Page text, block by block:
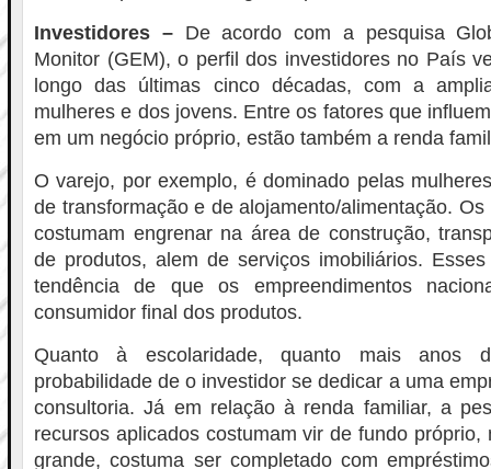
Investidores –De acordo com a pesquisa
Monitor (GEM), o perfil dos investidores no País
longo das últimas cinco décadas, com a
mulheres e dos jovens. Entre os fatores que
em um negócio próprio, estão também a renda
O varejo, por exemplo, é dominado pelas
de transformação e de alojamento/alimentação.
costumam engrenar na área de construção,
de produtos, alem de serviços imobiliários.
tendência de que os empreendimentos
consumidor final dos produtos.
Quanto à escolaridade, quanto mais anos
probabilidade de o investidor se dedicar a uma
consultoria. Já em relação à renda familiar, a
recursos aplicados costumam vir de fundo
grande, costuma ser completado com